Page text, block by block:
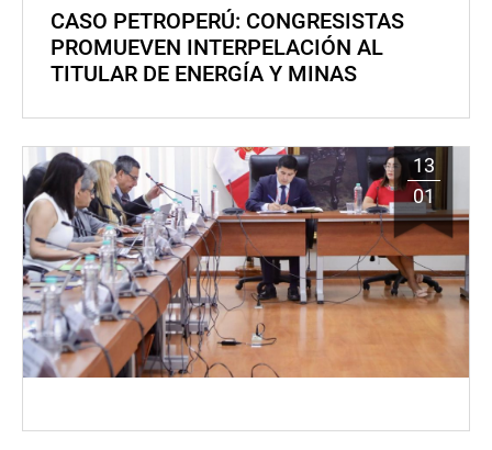
CASO PETROPERÚ: CONGRESISTAS
PROMUEVEN INTERPELACIÓN AL
TITULAR DE ENERGÍA Y MINAS
13
01